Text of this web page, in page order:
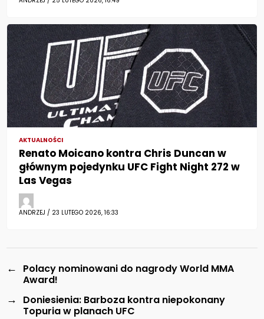
AKTUALNOŚCI
Renato Moicano kontra Chris Duncan w
głównym pojedynku UFC Fight Night 272 w
Las Vegas
ANDRZEJ / 23 LUTEGO 2026, 16:33
←
Polacy nominowani do nagrody World MMA
Award!
→
Doniesienia: Barboza kontra niepokonany
Topuria w planach UFC